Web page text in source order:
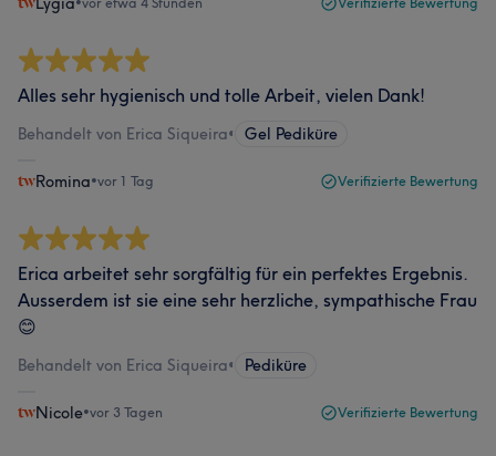
Alles sehr hygienisch und tolle Arbeit, vielen Dank!
Behandelt von Erica Siqueira• Gel Pediküre
Romina•vor 1 Tag Verifizierte Bewertung
Erica arbeitet sehr sorgfältig für ein perfektes Ergebnis.
Ausserdem ist sie eine sehr herzliche, sympathische Frau
😊
Behandelt von Erica Siqueira• Pediküre
Nicole•vor 3 Tagen Verifizierte Bewertung